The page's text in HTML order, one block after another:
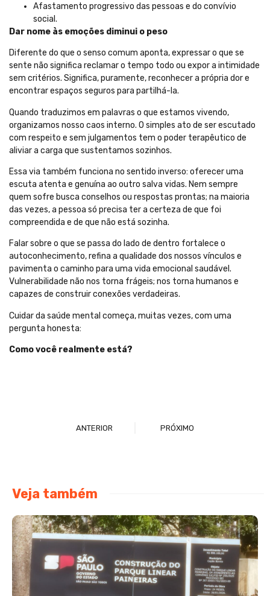
Afastamento progressivo das pessoas e do convívio
social.
Dar nome às emoções diminui o peso
Diferente do que o senso comum aponta, expressar o que se
sente não significa reclamar o tempo todo ou expor a intimidade
sem critérios. Significa, puramente, reconhecer a própria dor e
encontrar espaços seguros para partilhá-la.
Quando traduzimos em palavras o que estamos vivendo,
organizamos nosso caos interno. O simples ato de ser escutado
com respeito e sem julgamentos tem o poder terapêutico de
aliviar a carga que sustentamos sozinhos.
Essa via também funciona no sentido inverso: oferecer uma
escuta atenta e genuína ao outro salva vidas. Nem sempre
quem sofre busca conselhos ou respostas prontas; na maioria
das vezes, a pessoa só precisa ter a certeza de que foi
compreendida e de que não está sozinha.
Falar sobre o que se passa do lado de dentro fortalece o
autoconhecimento, refina a qualidade dos nossos vínculos e
pavimenta o caminho para uma vida emocional saudável.
Vulnerabilidade não nos torna frágeis; nos torna humanos e
capazes de construir conexões verdadeiras.
Cuidar da saúde mental começa, muitas vezes, com uma
pergunta honesta:
Como você realmente está?
ANTERIOR PRÓXIMO
Veja também